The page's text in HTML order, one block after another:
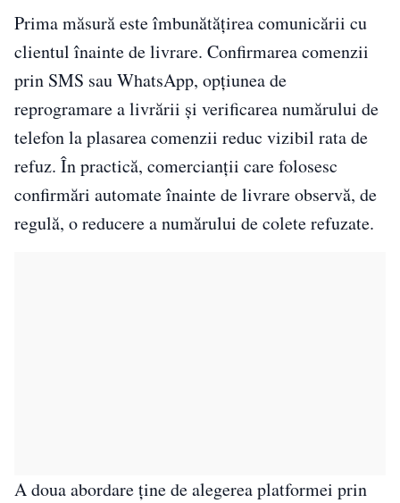
Prima măsură este îmbunătățirea comunicării cu
clientul înainte de livrare. Confirmarea comenzii
prin SMS sau WhatsApp, opțiunea de
reprogramare a livrării și verificarea numărului de
telefon la plasarea comenzii reduc vizibil rata de
refuz. În practică, comercianții care folosesc
confirmări automate înainte de livrare observă, de
regulă, o reducere a numărului de colete refuzate.
A doua abordare ține de alegerea platformei prin